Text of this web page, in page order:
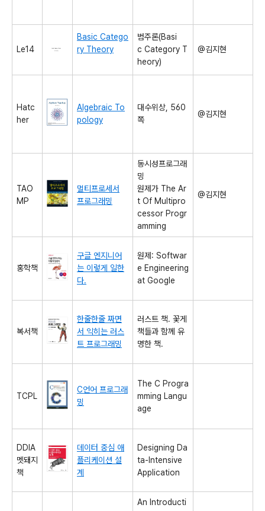
Le14
Basic Catego
ry Theory
범주론(Basi
c Category T
heory)
@김지현
Hatc
her
Algebraic To
pology
대수위상, 560
쪽
@김지현
TAO
MP
멀티프로세서
프로그래밍
동시성프로그래
밍
원제가 The Ar
t Of Multipro
cessor Progr
amming
@김지현
홍학책
구글 엔지니어
는 이렇게 일한
다.
원제: Softwar
e Engineering
at Google
복서책
한줄한줄 짜면
서 익히는 러스
트 프로그래밍
러스트 책. 꽃게
책들과 함께 유
명한 책.
TCPL
C언어 프로그래
밍
The C Progra
mming Langu
age
DDIA
멧돼지
책
데이터 중심 애
플리케이션 설
계
Designing Da
ta-Intensive
Application
An Introducti